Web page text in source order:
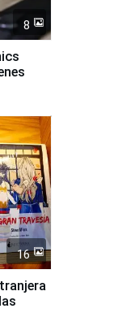
8
16